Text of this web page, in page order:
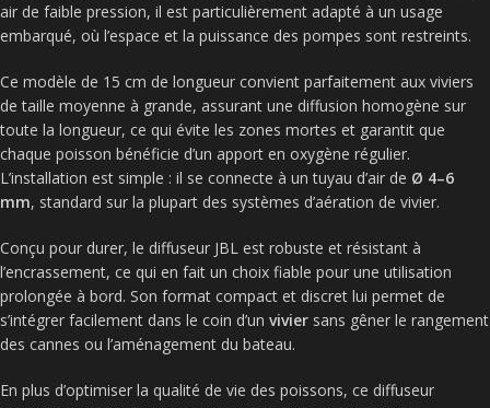
air de faible pression, il est particulièrement adapté à un usage
embarqué, où l’espace et la puissance des pompes sont restreints.
Ce modèle de 15 cm de longueur convient parfaitement aux viviers
de taille moyenne à grande, assurant une diffusion homogène sur
toute la longueur, ce qui évite les zones mortes et garantit que
chaque poisson bénéficie d’un apport en oxygène régulier.
L’installation est simple : il se connecte à un tuyau d’air de Ø 4–6
mm, standard sur la plupart des systèmes d’aération de vivier.
Conçu pour durer, le diffuseur JBL est robuste et résistant à
l’encrassement, ce qui en fait un choix fiable pour une utilisation
prolongée à bord. Son format compact et discret lui permet de
s’intégrer facilement dans le coin d’un vivier sans gêner le rangement
des cannes ou l’aménagement du bateau.
En plus d’optimiser la qualité de vie des poissons, ce diffuseur